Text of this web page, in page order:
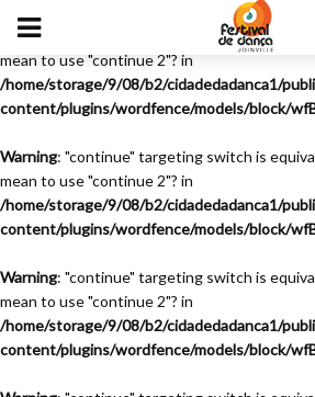
Warning
: "continue" targeting switch is
mean to use "continue 2"? in
/home/storage/9/08/b2/cidadedadanca1/
content/plugins/wordfence/models/block/
Warning: "continue" targeting switch is
mean to use "continue 2"? in
/home/storage/9/08/b2/cidadedadanca1/
content/plugins/wordfence/models/block/
Warning: "continue" targeting switch is
mean to use "continue 2"? in
/home/storage/9/08/b2/cidadedadanca1/
content/plugins/wordfence/models/block/